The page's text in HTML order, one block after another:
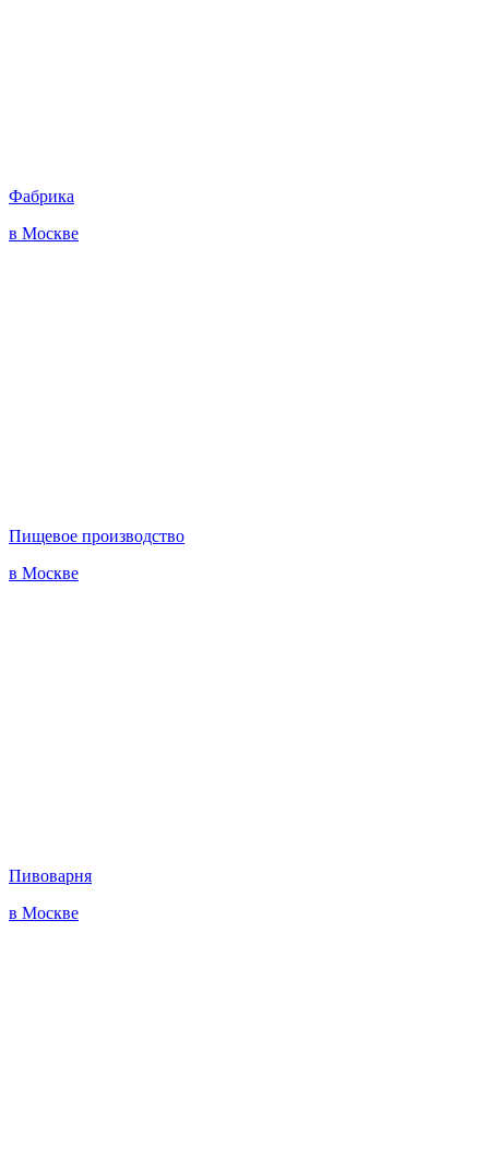
Фабрика
в Москве
Пищевое производство
в Москве
Пивоварня
в Москве